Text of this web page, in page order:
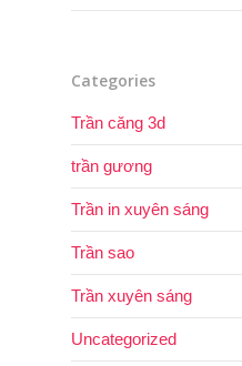
Categories
Trần căng 3d
trần gương
Trần in xuyên sáng
Trần sao
Trần xuyên sáng
Uncategorized